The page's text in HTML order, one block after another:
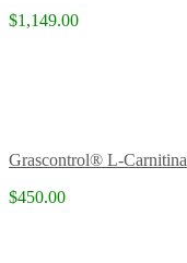
$1,149.00
Grascontrol® L-Carnitina
$450.00